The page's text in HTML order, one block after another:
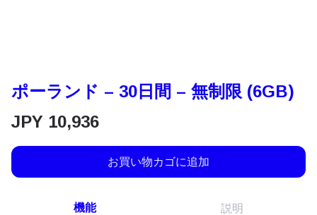
ポーランド – 30日間 – 無制限 (6GB)
JPY 10,936
お買い物カゴに追加
機能 説明